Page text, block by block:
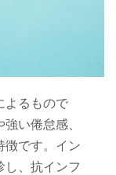
よるもので
い倦怠感、
徴です。イン
し、抗インフ